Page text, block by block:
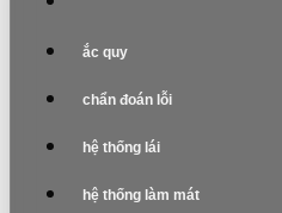
ắc quy
chẩn đoán lỗi
hệ thống lái
hệ thống làm mát